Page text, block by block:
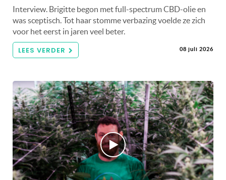
Interview. Brigitte begon met full-spectrum CBD-olie en
was sceptisch. Tot haar stomme verbazing voelde ze zich
voor het eerst in jaren veel beter.
LEES VERDER 08 juli 2026